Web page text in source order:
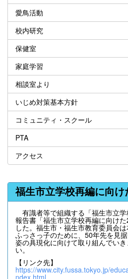
愛鳥活動
校内研究
保健室
家庭学習
相談室より
いじめ対策基本方針
コミュニティ・スクール
PTA
アクセス
福生市立学校再編に向け
有識者等で組織する「福生市立
報告書「福生市立学校再編に向け
した。福生市・福生市教育委員会
ふっさっ子のために、50年先を見
姿の具現化に向けて取り組んでい
い。
【リンク先】
https://www.city.fussa.tokyo.jp/
ndex.html